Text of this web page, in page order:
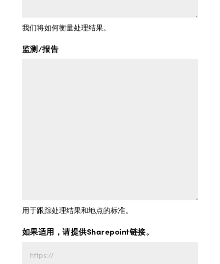
我们将如何衡量处理结果。
监测/报告
用于跟踪处理结果和地点的标准。
如果适用，请提供Sharepoint链接。